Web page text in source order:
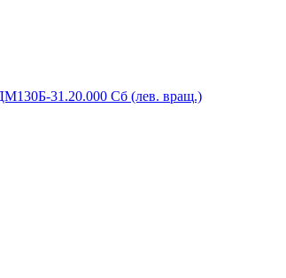
31.20.000 Сб (лев. вращ.)